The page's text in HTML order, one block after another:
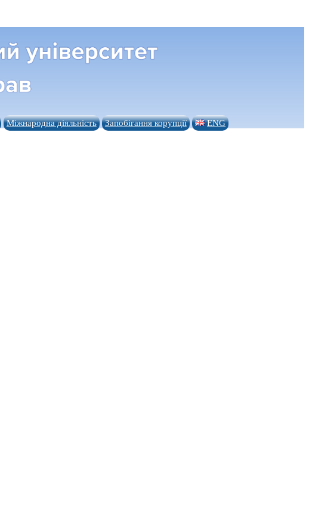
Міжнародна діяльність Запобігання корупції ENG